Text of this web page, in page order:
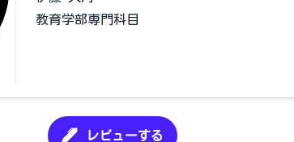
教育学部専門科目
レビューする